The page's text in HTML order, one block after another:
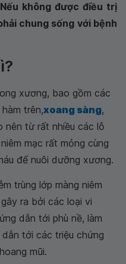
không được điều trị
chung sống với bệnh
xương, bao gồm các
trên,xoang sàng,
nên từ rất nhiều các lỗ
mạc rất mỏng cùng
để nuôi dưỡng xương.
trùng lớp màng niêm
ra bởi các loại vi
dẫn tới phù nề, làm
tới các triệu chứng
mũi.